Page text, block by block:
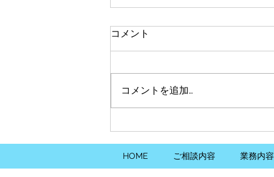
【８月・先着２名様限定】無
応ができませんでした。 そこで
今月も、無料不動産相談会を先着
てしまった場合は、状況により１
～２名様追加枠を設けさせていた
コメント
コメントを追加…
HOME ご相談内容 業務内容